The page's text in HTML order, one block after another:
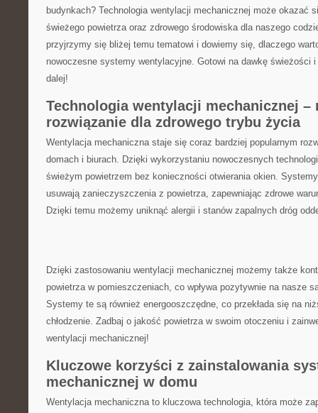
budynkach? Technologia‌ wentylacji mechanicznej może okazać
⁢świeżego powietrza oraz ⁤zdrowego ⁤środowiska ⁤dla naszego
przyjrzymy się ‌bliżej temu tematowi i ​dowiemy się, dlaczego
nowoczesne systemy​ wentylacyjne. Gotowi na​ dawkę świeżości
dalej!
Technologia wentylacji ⁢mechanicznej –
rozwiązanie dla zdrowego trybu‍ życia
Wentylacja mechaniczna staje się coraz bardziej popularnym‌
⁣domach‌ i biurach. Dzięki wykorzystaniu⁣ nowoczesnych
świeżym powietrzem bez konieczności otwierania okien.
usuwają zanieczyszczenia z​ powietrza, ⁤zapewniając ⁣zdrowe
Dzięki ‍temu możemy uniknąć alergii i ⁢stanów zapalnych dróg
Dzięki zastosowaniu wentylacji mechanicznej możemy także
powietrza⁢ w pomieszczeniach, co wpływa pozytywnie na nasze
Systemy te⁤ są również energooszczędne, co‌ przekłada ‌się ‌na
chłodzenie. Zadbaj o ‌jakość‌ powietrza w swoim ​otoczeniu i⁣
wentylacji ⁣mechanicznej!
Kluczowe​ korzyści z ‍zainstalowania
mechanicznej w domu
Wentylacja mechaniczna to ⁣kluczowa technologia, która może